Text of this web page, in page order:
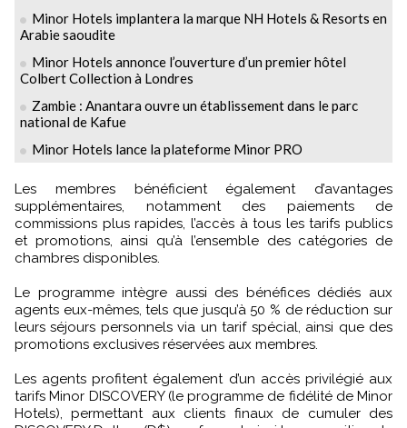
Minor Hotels implantera la marque NH Hotels & Resorts en
Arabie saoudite
Minor Hotels annonce l’ouverture d’un premier hôtel
Colbert Collection à Londres
Zambie : Anantara ouvre un établissement dans le parc
national de Kafue
Minor Hotels lance la plateforme Minor PRO
Les membres bénéficient également d’avantages
supplémentaires, notamment des paiements de
commissions plus rapides, l’accès à tous les tarifs publics
et promotions, ainsi qu’à l’ensemble des catégories de
chambres disponibles.
Le programme intègre aussi des bénéfices dédiés aux
agents eux-mêmes, tels que jusqu’à 50 % de réduction sur
leurs séjours personnels via un tarif spécial, ainsi que des
promotions exclusives réservées aux membres.
Les agents profitent également d’un accès privilégié aux
tarifs Minor DISCOVERY (le programme de fidélité de Minor
Hotels), permettant aux clients finaux de cumuler des